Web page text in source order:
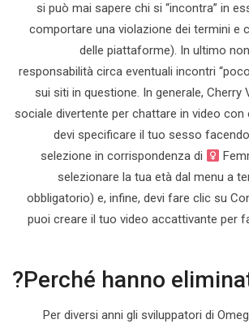
si può mai sapere chi si “incontra” in
comportare una violazione dei termini e
delle piattaforme). In ultimo
responsabilità circa eventuali incontri
sui siti in questione. In generale, Cherry
sociale divertente per chattare in video con
devi specificare il tuo sesso
selezione in corrispondenza di
selezionare la tua età dal menu a
obbligatorio) e, infine, devi fare clic su
puoi creare il tuo video accattivante per
Perché hanno
Per diversi anni gli sviluppatori di